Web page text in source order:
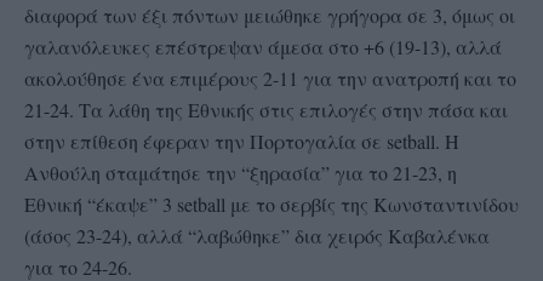
διαφορά των έξι πόντων μειώθηκε γρήγορα σε 3, όμως οι
γαλανόλευκες επέστρεψαν άμεσα στο +6 (19-13), αλλά
ακολούθησε ένα επιμέρους 2-11 για την ανατροπή και το
21-24. Τα λάθη της Εθνικής στις επιλογές στην πάσα και
στην επίθεση έφεραν την Πορτογαλία σε setball. Η
Ανθούλη σταμάτησε την “ξηρασία” για το 21-23, η
Εθνική “έκαψε” 3 setball με το σερβίς της Κωνσταντινίδου
(άσος 23-24), αλλά “λαβώθηκε” δια χειρός Καβαλένκα
για το 24-26.